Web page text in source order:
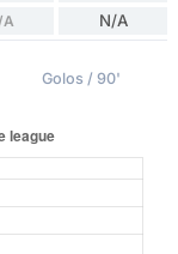
A N/A
Golos / 90'